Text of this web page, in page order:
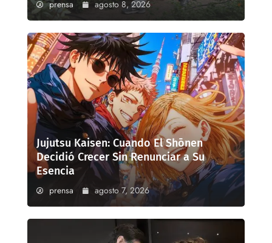
prensa agosto 8, 2026
Jujutsu Kaisen: Cuando El Shōnen
Decidió Crecer Sin Renunciar a Su
Esencia
prensa agosto 7, 2026